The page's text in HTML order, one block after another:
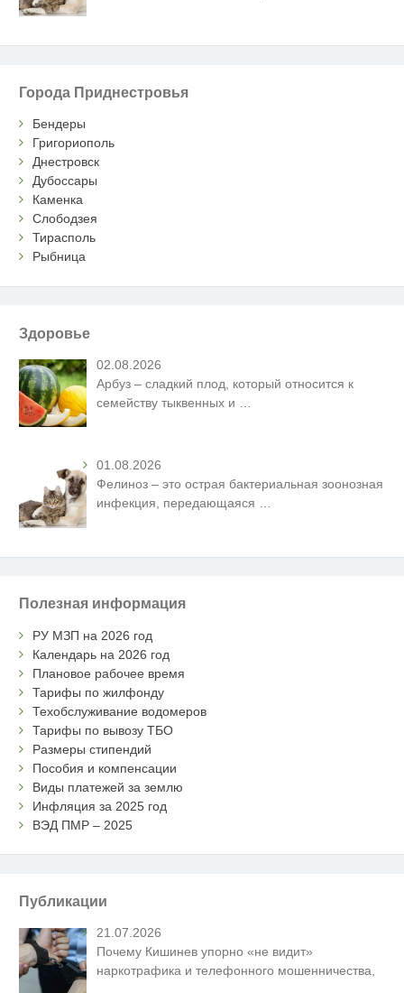
Города Приднестровья
Бендеры
Григориополь
Днестровск
Дубоссары
Каменка
Слободзея
Тирасполь
Рыбница
Здоровье
02.08.2026
Арбуз – сладкий плод, который относится к
семейству тыквенных и
01.08.2026
Фелиноз – это острая бактериальная зоонозная
инфекция, передающаяся …
Полезная информация
РУ МЗП на 2026 год
Календарь на 2026 год
Плановое рабочее время
Тарифы по жилфонду
Техобслуживание водомеров
Тарифы по вывозу ТБО
Размеры стипендий
Пособия и компенсации
Виды платежей за землю
Инфляция за 2025 год
ВЭД ПМР – 2025
Публикации
21.07.2026
Почему Кишинев упорно «не видит»
наркотрафика и телефонного мошенничества,